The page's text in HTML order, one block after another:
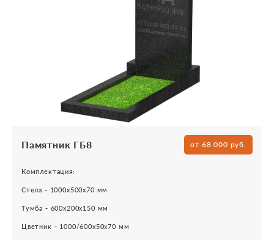
Памятник ГБ8 от 68 000 руб.
Комплектация:
Стела - 1000х500х70 мм
Тумба - 600х200х150 мм
Цветник - 1000/600х50х70 мм